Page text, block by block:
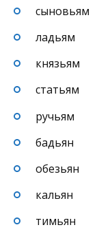
сыновьям
ладьям
князьям
статьям
ручьям
бадьян
обезьян
кальян
тимьян